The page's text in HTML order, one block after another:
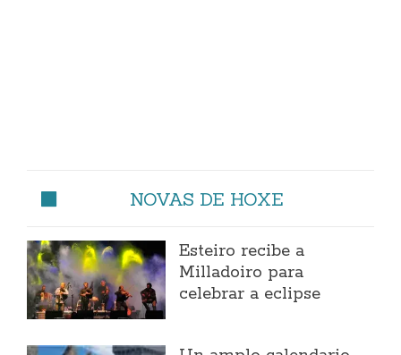
NOVAS DE HOXE
Esteiro recibe a
Milladoiro para
celebrar a eclipse